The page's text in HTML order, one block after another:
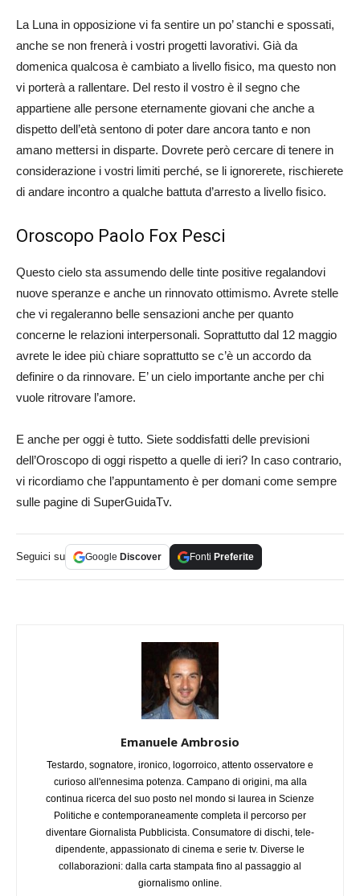
La Luna in opposizione vi fa sentire un po’ stanchi e spossati,
anche se non frenerà i vostri progetti lavorativi. Già da
domenica qualcosa è cambiato a livello fisico, ma questo non
vi porterà a rallentare. Del resto il vostro è il segno che
appartiene alle persone eternamente giovani che anche a
dispetto dell’età sentono di poter dare ancora tanto e non
amano mettersi in disparte. Dovrete però cercare di tenere in
considerazione i vostri limiti perché, se li ignorerete, rischierete
di andare incontro a qualche battuta d’arresto a livello fisico.
Oroscopo Paolo Fox Pesci
Questo cielo sta assumendo delle tinte positive regalandovi
nuove speranze e anche un rinnovato ottimismo. Avrete stelle
che vi regaleranno belle sensazioni anche per quanto
concerne le relazioni interpersonali. Soprattutto dal 12 maggio
avrete le idee più chiare soprattutto se c’è un accordo da
definire o da rinnovare. E’ un cielo importante anche per chi
vuole ritrovare l’amore.
E anche per oggi è tutto. Siete soddisfatti delle previsioni
dell’Oroscopo di oggi rispetto a quelle di ieri? In caso contrario,
vi ricordiamo che l’appuntamento è per domani come sempre
sulle pagine di SuperGuidaTv.
Seguici su Google Discover Fonti Preferite
Emanuele Ambrosio
Testardo, sognatore, ironico, logorroico, attento osservatore e
curioso all'ennesima potenza. Campano di origini, ma alla
continua ricerca del suo posto nel mondo si laurea in Scienze
Politiche e contemporaneamente completa il percorso per
diventare Giornalista Pubblicista. Consumatore di dischi, tele-
dipendente, appassionato di cinema e serie tv. Diverse le
collaborazioni: dalla carta stampata fino al passaggio al
giornalismo online.